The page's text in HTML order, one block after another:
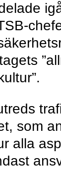
som
alla